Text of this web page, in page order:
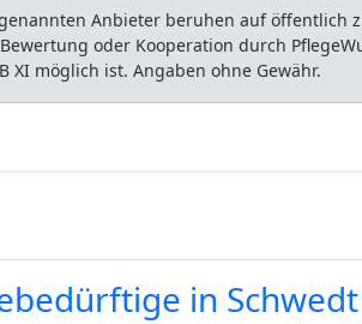
Anbieter beruhen auf öffentlich
oder Kooperation durch
XI möglich ist. Angaben ohne Gewähr.
in Schwedt